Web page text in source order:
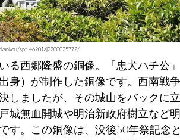
spt_46201aj2200025772/
る西郷隆盛の銅像。「忠犬ハチ公」
身）が制作した銅像です。西南戦争
しましたが、その城山をバックに立
城無血開城や明治新政府樹立など明
す。この銅像は、没後50年祭記念と